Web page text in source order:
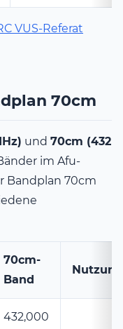
VUS-Referat
70cm
und 70cm (432
im Afu-
Bandplan 70cm
70cm-
Band
Nutzung
432,000